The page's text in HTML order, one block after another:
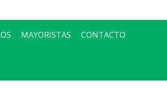
MAYORISTAS CONTACTO